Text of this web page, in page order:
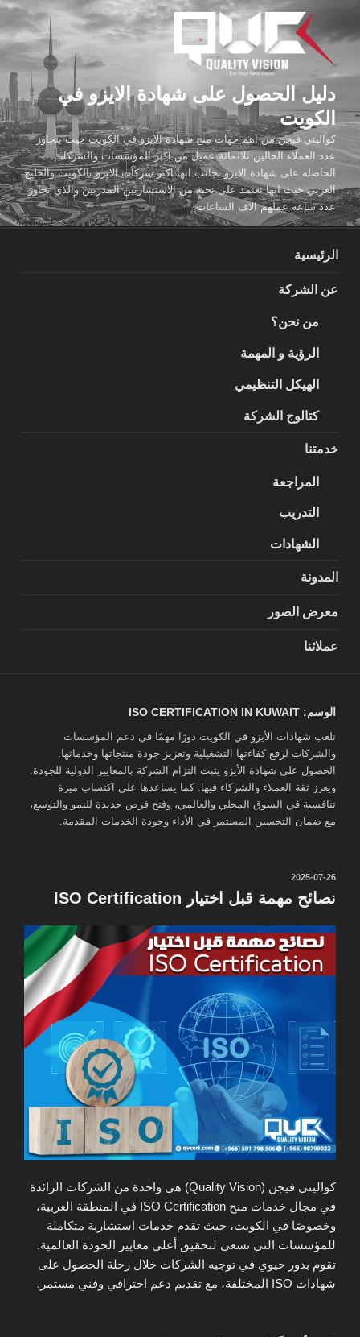
المحتوى
دليل الحصول على شهادة الايزو في
الكويت
كواليتي فيجن من اهم جهات منح شهادة الايزو في الكويت حيث يتجاوز
عدد العملاء الحالين ثلاثمائة عميل من اكبر المؤسسات والشركات
الحاصله على شهادة الايزو بجانب انها اكبر شركات الايزو بالكويت والخليج
العربي حيث انها تعتمد على نخبة من الاستشاريين المدربين والذي تجاوز
عدد ساعه عملهم الاف الساعات
الرئيسية
عن الشركة
من نحن؟
الرؤية و المهمة
الهيكل التنظيمي
كتالوج الشركة
خدمتنا
المراجعة
التدريب
الشهادات
المدونة
معرض الصور
عملائنا
الوسم: ISO CERTIFICATION IN KUWAIT
تلعب شهادات الأيزو في الكويت دورًا مهمًا في دعم المؤسسات
والشركات لرفع كفاءتها التشغيلية وتعزيز جودة منتجاتها وخدماتها.
الحصول على شهادة الأيزو يثبت التزام الشركة بالمعايير الدولية للجودة.
ويعزز ثقة العملاء والشركاء فيها. كما يساعدها على اكتساب ميزة
تنافسية في السوق المحلي والعالمي، وفتح فرص جديدة للنمو والتوسع،
مع ضمان التحسين المستمر في الأداء وجودة الخدمات المقدمة.
نُشر
2025-07-26
نصائح مهمة قبل اختيار ISO Certification
كواليتي فيجن (Quality Vision)
هي واحدة من الشركات الرائدة
في مجال خدمات منح ISO Certification في المنطقة العربية،
وخصوصًا في الكويت، حيث تقدم خدمات استشارية متكاملة
للمؤسسات التي تسعى لتحقيق أعلى معايير الجودة العالمية.
تقوم بدور حيوي في توجيه الشركات خلال رحلة الحصول على
شهادات ISO المختلفة، مع تقديم دعم احترافي وفني مستمر.